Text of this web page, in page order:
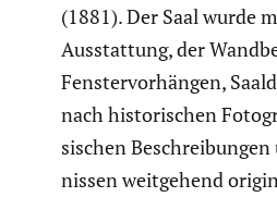
(1881). Der Saal wurde
Ausstat­tung, der
Fenster­vor­hängen,
nach histo­ri­schen
si­schen
nissen weitge­hend